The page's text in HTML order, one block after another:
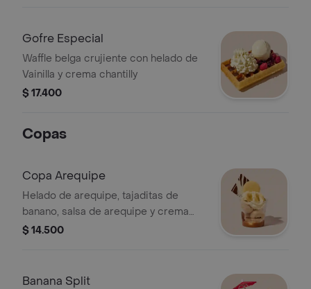
Gofre Especial
Waffle belga crujiente con helado de
Vainilla y crema chantilly
$ 17.400
Copas
Copa Arequipe
Helado de arequipe, tajaditas de
banano, salsa de arequipe y crema
chantilly.
$ 14.500
Banana Split